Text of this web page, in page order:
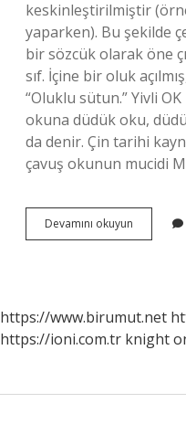
keskinleştirilmiştir
yaparken). Bu şekilde
bir sözcük olarak öne
sıf. İçine bir oluk
“Oluklu sütun.” Yivli
okuna düdük oku,
da denir. Çin tarihi
çavuş okunun mucidi
Devamını okuyun
Ne
https://www.birumut.net
https://ioni.com.tr knight